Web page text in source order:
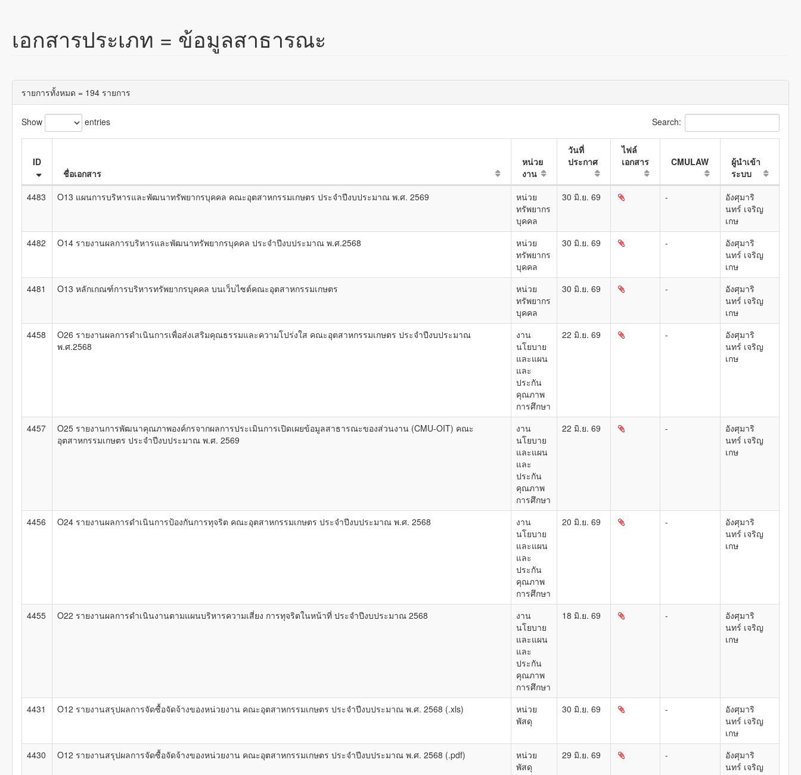
เอกสารประเภท = ข้อมูลสาธารณะ
รายการทั้งหมด = 194 รายการ
Show entries Search:
ID
ชื่อเอกสาร
หน่วย
งาน
วันที่
ประกาศ
ไฟล์
เอกสาร
CMULAW
ผู้นำเข้า
ระบบ
4483
O13 แผนการบริหารและพัฒนาทรัพยากรบุคคล คณะอุตสาหกรรมเกษตร ประจำปีงบประมาณ พ.ศ. 2569
หน่วย
ทรัพยากร
บุคคล
30 มิ.ย. 69 -
อังศุมาริ
นทร์ เจริญ
เกษ
4482
O14 รายงานผลการบริหารและพัฒนาทรัพยากรบุคคล ประจำปีงบประมาณ พ.ศ.2568
หน่วย
ทรัพยากร
บุคคล
30 มิ.ย. 69 -
อังศุมาริ
นทร์ เจริญ
เกษ
4481
O13 หลักเกณฑ์การบริหารทรัพยากรบุคคล บนเว็บไซต์คณะอุตสาหกรรมเกษตร
หน่วย
ทรัพยากร
บุคคล
30 มิ.ย. 69 -
อังศุมาริ
นทร์ เจริญ
เกษ
4458
O26 รายงานผลการดำเนินการเพื่อส่งเสริมคุณธรรมและความโปร่งใส คณะอุตสาหกรรมเกษตร ประจำปีงบประมาณ
พ.ศ.2568
งาน
นโยบาย
และแผน
และ
ประกัน
คุณภาพ
การศึกษา
22 มิ.ย. 69 -
อังศุมาริ
นทร์ เจริญ
เกษ
4457
O25 รายงานการพัฒนาคุณภาพองค์กรจากผลการประเมินการเปิดเผยข้อมูลสาธารณะของส่วนงาน (CMU-OIT) คณะ
อุตสาหกรรมเกษตร ประจำปีงบประมาณ พ.ศ. 2569
งาน
นโยบาย
และแผน
และ
ประกัน
คุณภาพ
การศึกษา
22 มิ.ย. 69 -
อังศุมาริ
นทร์ เจริญ
เกษ
4456 O24 รายงานผลการดำเนินการป้องกันการทุจริต คณะอุตสาหกรรมเกษตร ประจำปีงบประมาณ พ.ศ. 2568
งาน
นโยบาย
และแผน
และ
ประกัน
คุณภาพ
การศึกษา
20 มิ.ย. 69 -
อังศุมาริ
นทร์ เจริญ
เกษ
4455 O22 รายงานผลการดำเนินงานตามแผนบริหารความเสี่ยง การทุจริตในหน้าที่ ประจำปีงบประมาณ 2568
งาน
นโยบาย
และแผน
และ
ประกัน
คุณภาพ
การศึกษา
18 มิ.ย. 69 -
อังศุมาริ
นทร์ เจริญ
เกษ
4431 O12 รายงานสรุปผลการจัดซื้อจัดจ้างของหน่วยงาน คณะอุตสาหกรรมเกษตร ประจำปีงบประมาณ พ.ศ. 2568 (.xls)
หน่วย
พัสดุ
30 มิ.ย. 69 -
อังศุมาริ
นทร์ เจริญ
เกษ
4430
O12 รายงานสรุปผลการจัดซื้อจัดจ้างของหน่วยงาน คณะอุตสาหกรรมเกษตร ประจำปีงบประมาณ พ.ศ. 2568 (.pdf)
หน่วย
พัสดุ
29 มิ.ย. 69 -
อังศุมาริ
นทร์ เจริญ